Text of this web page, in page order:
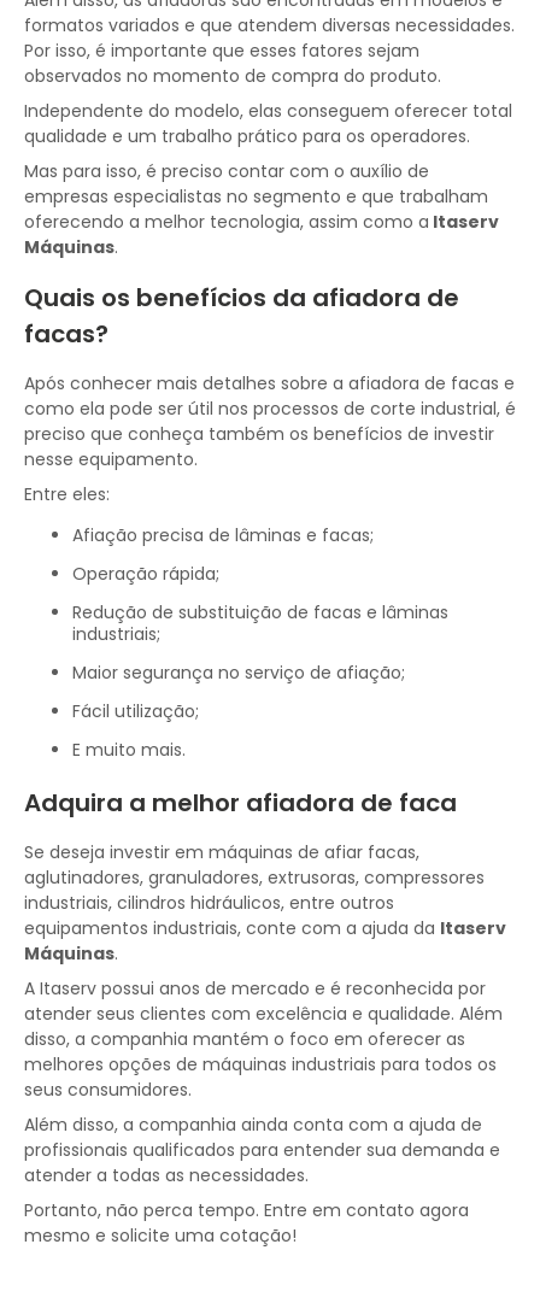
formatos variados e que atendem diversas necessidades.
Por isso, é importante que esses fatores sejam
observados no momento de compra do produto.
Independente do modelo, elas conseguem oferecer total
qualidade e um trabalho prático para os operadores.
Mas para isso, é preciso contar com o auxílio de
empresas especialistas no segmento e que trabalham
oferecendo a melhor tecnologia, assim como a Itaserv
Máquinas.
Quais os benefícios da afiadora de
facas?
Após conhecer mais detalhes sobre a afiadora de facas e
como ela pode ser útil nos processos de corte industrial, é
preciso que conheça também os benefícios de investir
nesse equipamento.
Entre eles:
Afiação precisa de lâminas e facas;
Operação rápida;
Redução de substituição de facas e lâminas
industriais;
Maior segurança no serviço de afiação;
Fácil utilização;
E muito mais.
Adquira a melhor afiadora de faca
Se deseja investir em máquinas de afiar facas,
aglutinadores, granuladores, extrusoras, compressores
industriais, cilindros hidráulicos, entre outros
equipamentos industriais, conte com a ajuda da Itaserv
Máquinas.
A Itaserv possui anos de mercado e é reconhecida por
atender seus clientes com excelência e qualidade. Além
disso, a companhia mantém o foco em oferecer as
melhores opções de máquinas industriais para todos os
seus consumidores.
Além disso, a companhia ainda conta com a ajuda de
profissionais qualificados para entender sua demanda e
atender a todas as necessidades.
Portanto, não perca tempo. Entre em contato agora
mesmo e solicite uma cotação!